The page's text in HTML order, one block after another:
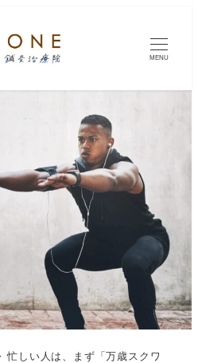
MENU
忙しい人は、まず「万歳スクワ